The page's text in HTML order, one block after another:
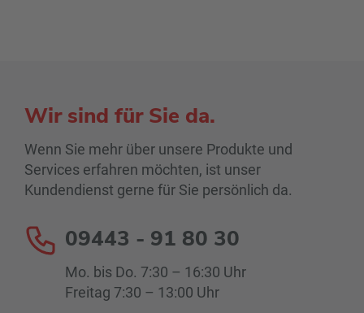
Wir sind für Sie da.
Wenn Sie mehr über unsere Produkte und
Services erfahren möchten, ist unser
Kundendienst gerne für Sie persönlich da.
09443 - 91 80 30
Mo. bis Do. 7:30 – 16:30 Uhr
Freitag 7:30 – 13:00 Uhr